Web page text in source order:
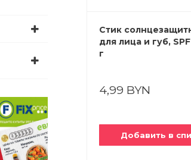
Стик
для лица и губ,
г
4,99 BYN
Добавить в